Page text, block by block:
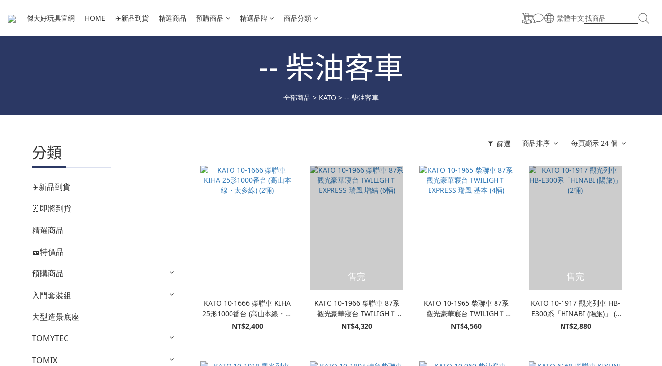
傑大好玩具官網 HOME ✈️新品到貨 精選商品 預購商品 精選品牌 商品分類 繁體中文
-- 柴油客車
全部商品 > KATO > -- 柴油客車
分類
✈️新品到貨
⏰即將到貨
精選商品
🎫特價品
預購商品
入門套裝組
大型造景底座
TOMYTEC
TOMIX
篩選 商品排序 每頁顯示 24 個
KATO 10-1666 柴聯車 KIHA
25形1000番台 (高山本線・太
多線) (2輛)
NT$2,400
售完
KATO 10-1966 柴聯車 87系
觀光豪華寢台 TWILIGHＴ
EXPRESS 瑞風 增結 (6輛)
NT$4,320
KATO 10-1965 柴聯車 87系
觀光豪華寢台 TWILIGHＴ
EXPRESS 瑞風 基本 (4輛)
NT$4,560
售完
KATO 10-1917 觀光列車 HB-
E300系「HINABI (陽旅)」 (2
輛)
NT$2,880